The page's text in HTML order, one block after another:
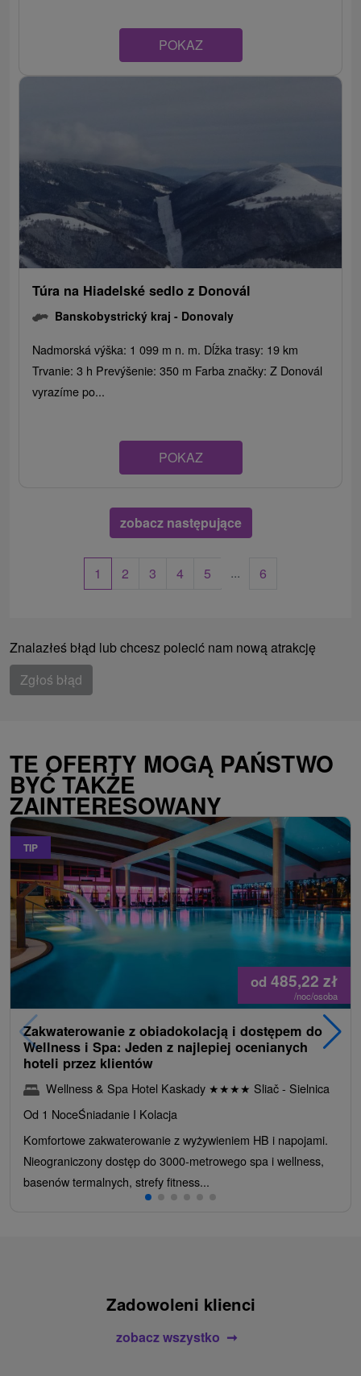
POKAZ
Túra na Hiadelské sedlo z Donovál
Banskobystrický kraj - Donovaly
Nadmorská výška: 1 099 m n. m. Dĺžka trasy: 19 km
Trvanie: 3 h Prevýšenie: 350 m Farba značky: Z Donovál
vyrazíme po...
POKAZ
zobacz następujące
1 2 3 4 5 ... 6
Znalazłeś błąd lub chcesz polecić nam nową atrakcję
Zgłoś błąd
TE OFERTY MOGĄ PAŃSTWO
BYĆ TAKŻE
ZAINTERESOWANY
TIP
od 485,22 zł
/noc/osoba
Zakwaterowanie z obiadokolacją i dostępem do
Wellness i Spa: Jeden z najlepiej ocenianych
hoteli przez klientów
Wellness & Spa Hotel Kaskady ★★★★ Sliač - Sielnica
Od 1 NoceŚniadanie I Kolacja
Komfortowe zakwaterowanie z wyżywieniem HB i napojami.
Nieograniczony dostęp do 3000-metrowego spa i wellness,
basenów termalnych, strefy fitness...
Zadowoleni klienci
zobacz wszystko